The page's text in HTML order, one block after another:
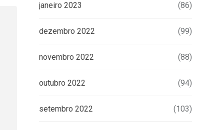
janeiro 2023 (86)
dezembro 2022 (99)
novembro 2022 (88)
outubro 2022 (94)
setembro 2022 (103)